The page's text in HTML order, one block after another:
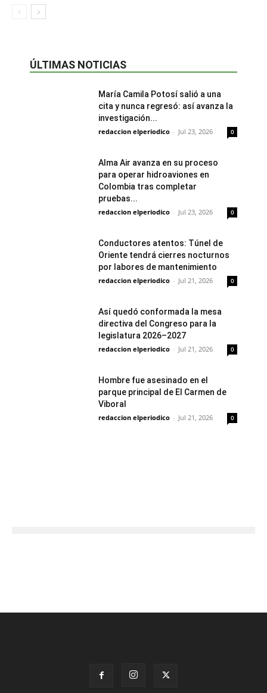
ÚLTIMAS NOTICIAS
María Camila Potosí salió a una
cita y nunca regresó: así avanza la
investigación...
redaccion elperiodico - Jul 23, 2026 0
Alma Air avanza en su proceso
para operar hidroaviones en
Colombia tras completar
pruebas...
redaccion elperiodico - Jul 23, 2026 0
Conductores atentos: Túnel de
Oriente tendrá cierres nocturnos
por labores de mantenimiento
redaccion elperiodico - Jul 21, 2026 0
Así quedó conformada la mesa
directiva del Congreso para la
legislatura 2026–2027
redaccion elperiodico - Jul 21, 2026 0
Hombre fue asesinado en el
parque principal de El Carmen de
Viboral
redaccion elperiodico - Jul 21, 2026 0